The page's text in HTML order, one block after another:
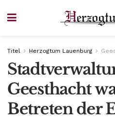
Titel Herzogtum Lauenburg
Geesthacht
Betreten der